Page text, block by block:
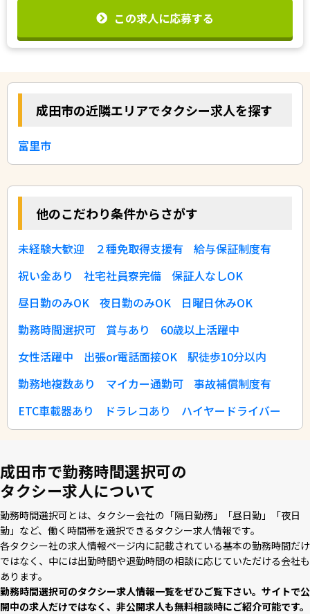
この求人に応募する
成田市の近隣エリアでタクシー求人を探す
富里市
他のこだわり条件からさがす
未経験大歓迎 ２種免取得支援有
給与保証制度有
祝い金あり
社宅社員寮完備
保証人なしOK
昼日勤のみOK
夜日勤のみOK
日曜日休みOK
勤務時間選択可
賞与あり
60歳以上活躍中
女性活躍中
出張or電話面接OK
駅徒歩10分以内
勤務地複数あり
マイカー通勤可
事故補償制度有
ETC車載器あり
ドラレコあり ハイヤードライバー
成田市で勤務時間選択可の
タクシー求人について
勤務時間選択可とは、タクシー会社の「隔⽇勤務」「昼⽇勤」「夜⽇
勤」など、働く時間帯を選択できるタクシー求⼈情報です。
各タクシー社の求⼈情報ページ内に記載されている基本の勤務時間だけ
ではなく、中には出勤時間や退勤時間の相談に応じていただける会社も
あります。
勤務時間選択可のタクシー求⼈情報⼀覧をぜひご覧下さい。サイトで公
開中の求⼈だけではなく、⾮公開求⼈も無料相談時にご紹介可能です。